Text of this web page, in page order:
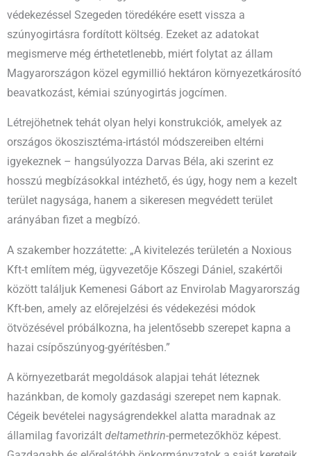
védekezéssel Szegeden töredékére esett vissza a
szúnyogirtásra fordított költség. Ezeket az adatokat
megismerve még érthetetlenebb, miért folytat az állam
Magyarországon közel egymillió hektáron környezetkárosító
beavatkozást, kémiai szúnyogirtás jogcímen.
Létrejöhetnek tehát olyan helyi konstrukciók, amelyek az
országos ökoszisztéma-irtástól módszereiben eltérni
igyekeznek – hangsúlyozza Darvas Béla, aki szerint ez
hosszú megbízásokkal intézhető, és úgy, hogy nem a kezelt
terület nagysága, hanem a sikeresen megvédett terület
arányában fizet a megbízó.
A szakember hozzátette: „A kivitelezés területén a Noxious
Kft-t említem még, ügyvezetője Kőszegi Dániel, szakértői
között találjuk Kemenesi Gábort az Envirolab Magyarország
Kft-ben, amely az előrejelzési és védekezési módok
ötvözésével próbálkozna, ha jelentősebb szerepet kapna a
hazai csípőszúnyog-gyérítésben.”
A környezetbarát megoldások alapjai tehát léteznek
hazánkban, de komoly gazdasági szerepet nem kapnak.
Cégeik bevételei nagyságrendekkel alatta maradnak az
államilag favorizált deltamethrin-permetezőkhöz képest.